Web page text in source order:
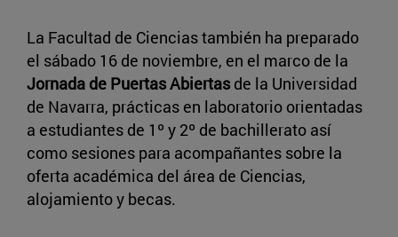
La Facultad de Ciencias también ha preparado
el sábado 16 de noviembre, en el marco de la
Jornada de Puertas Abiertasde la Universidad
de Navarra, prácticas en laboratorio orientadas
a estudiantes de 1º y 2º de bachillerato así
como sesiones para acompañantes sobre la
oferta académica del área de Ciencias,
alojamiento y becas.